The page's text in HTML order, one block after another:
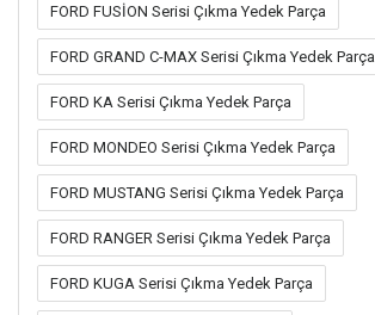
FORD FUSİON Serisi Çıkma Yedek Parça
FORD GRAND C-MAX Serisi Çıkma Yedek Parça
FORD KA Serisi Çıkma Yedek Parça
FORD MONDEO Serisi Çıkma Yedek Parça
FORD MUSTANG Serisi Çıkma Yedek Parça
FORD RANGER Serisi Çıkma Yedek Parça
FORD KUGA Serisi Çıkma Yedek Parça